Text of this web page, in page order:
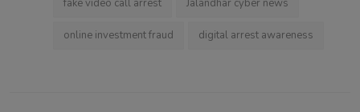
fake video call arrest Jalandhar cyber news
online investment fraud digital arrest awareness